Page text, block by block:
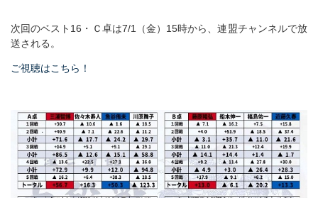
次回のベスト16・Ｃ卓は7/1（金）15時から、連盟チャンネルで放
送される。
ご視聴はこちら！